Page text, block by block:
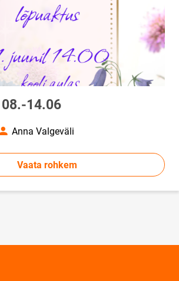
14.06
Anna Valgeväli
Vaata rohkem